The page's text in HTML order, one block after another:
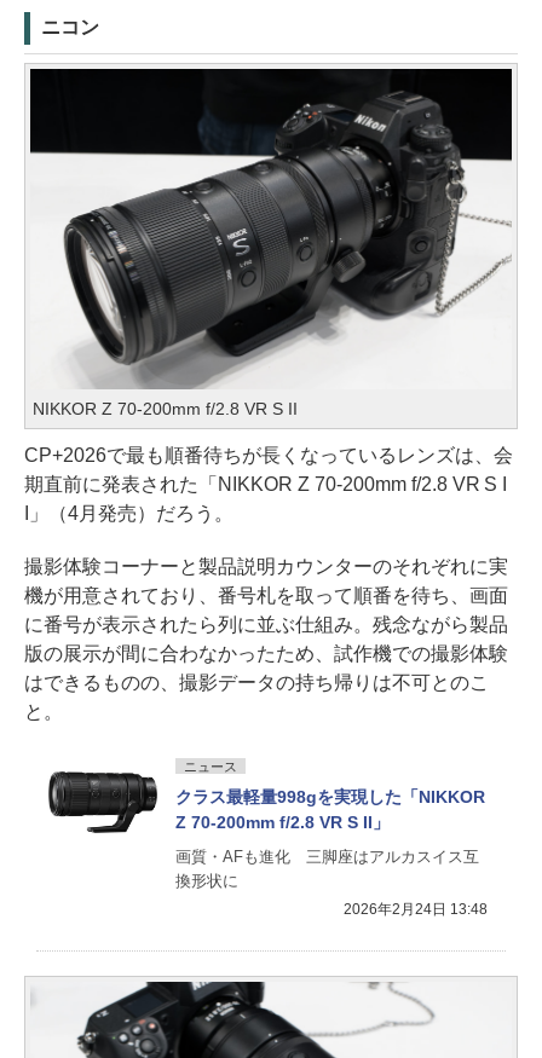
ニコン
NIKKOR Z 70-200mm f/2.8 VR S II
CP+2026で最も順番待ちが長くなっているレンズは、会
期直前に発表された「NIKKOR Z 70-200mm f/2.8 VR S I
I」（4月発売）だろう。
撮影体験コーナーと製品説明カウンターのそれぞれに実
機が用意されており、番号札を取って順番を待ち、画面
に番号が表示されたら列に並ぶ仕組み。残念ながら製品
版の展示が間に合わなかったため、試作機での撮影体験
はできるものの、撮影データの持ち帰りは不可とのこ
と。
ニュース
クラス最軽量998gを実現した「NIKKOR
Z 70-200mm f/2.8 VR S II」
画質・AFも進化 三脚座はアルカスイス互
換形状に
2026年2月24日 13:48